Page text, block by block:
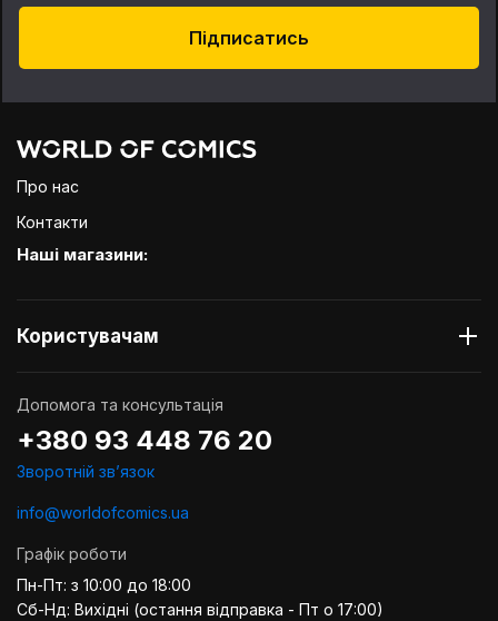
Підписатись
Про нас
Контакти
Наші магазини:
Користувачам
Допомога та консультація
+380 93 448 76 20
Зворотній звʼязок
info@worldofcomics.ua
Графік роботи
Пн-Пт: з 10:00 до 18:00
Сб-Нд: Вихідні (остання відправка - Пт о 17:00)